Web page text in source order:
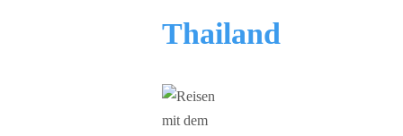
Thailand